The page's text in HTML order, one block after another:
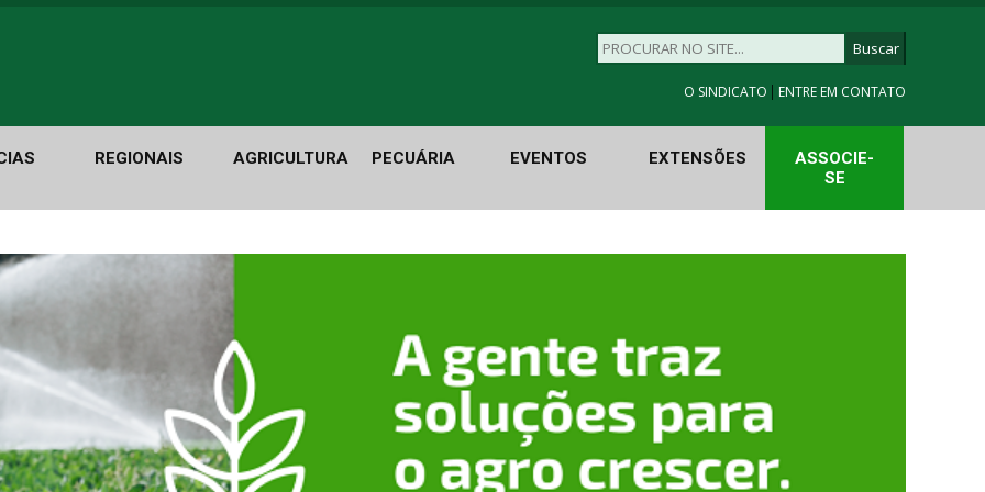
O SINDICATO | ENTRE EM CONTATO
REGIONAIS AGRICULTURA PECUÁRIA EVENTOS EXTENSÕES
ASSOCIE-
SE